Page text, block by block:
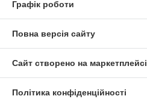
Графік роботи
Повна версія сайту
Сайт створено на маркетплейсі
Політика конфіденційності